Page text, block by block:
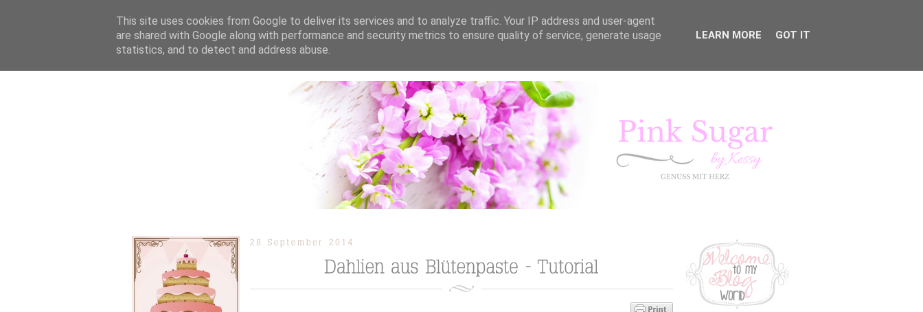
ÜBER MICH KOOPERATION
This site uses cookies from Google to deliver its services and to analyze traffic. Your IP address and user-agent
are shared with Google along with performance and security metrics to ensure quality of service, generate usage
statistics, and to detect and address abuse.
LEARN MORE GOT IT